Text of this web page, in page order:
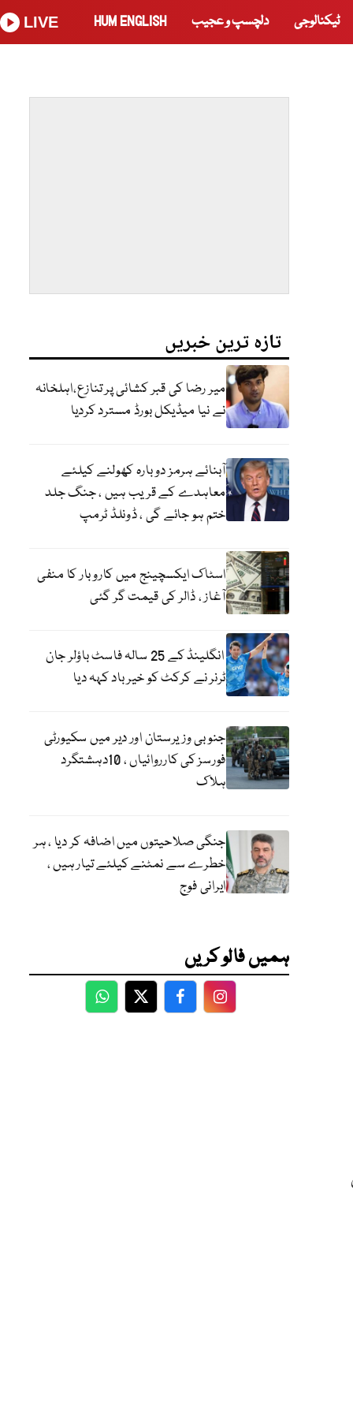
ٹیکنالوجی دلچسپ و عجیب HUM ENGLISH
LIVE
تازہ ترین خبریں
میر رضا کی قبر کشائی پر تنازع،اہلخانہ
نے نیا میڈیکل بورڈ مسترد کردیا
آبنائے ہرمز دوبارہ کھولنے کیلئے
معاہدے کے قریب ہیں ، جنگ جلد
ختم ہو جائے گی ، ڈونلڈ ٹرمپ
اسٹاک ایکسچینج میں کاروبار کا منفی
آغاز ، ڈالر کی قیمت گر گئی
انگلینڈ کے 25 سالہ فاسٹ باؤلر جان
ٹرنر نے کرکٹ کو خیر باد کہہ دیا
جنوبی وزیرستان اور دیر میں سکیورٹی
فورسز کی کارروائیاں ، 10دہشتگرد
ہلاک
جنگی صلاحیتوں میں اضافہ کر دیا ، ہر
خطرے سے نمٹنے کیلئے تیار ہیں ،
ایرانی فوج
ہمیں فالو کریں
WhatsApp
TwitterFacebookFacebook